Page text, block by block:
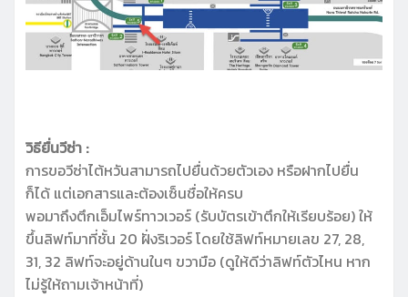
วิธียื่นวีซ่า :
การขอวีซ่าไต้หวันสามารถไปยื่นด้วยตัวเอง หรือฝากไปยื่น
ก็ได้ แต่เอกสารและต้องเซ็นชื่อให้ครบ
พอมาถึงตึกเอ็มไพร์ทาวเวอร์ (รับบัตรเข้าตึกให้เรียบร้อย) ให้
ขึ้นลิฟท์มาที่ชั้น 20 ฝั่งริเวอร์ โดยใช้ลิฟท์หมายเลข 27, 28,
31, 32 ลิฟท์จะอยู่ด้านในๆ ขวามือ (ดูให้ดีว่าลิฟท์ตัวไหน หาก
ไม่รู้ให้ถามเจ้าหน้าที่)